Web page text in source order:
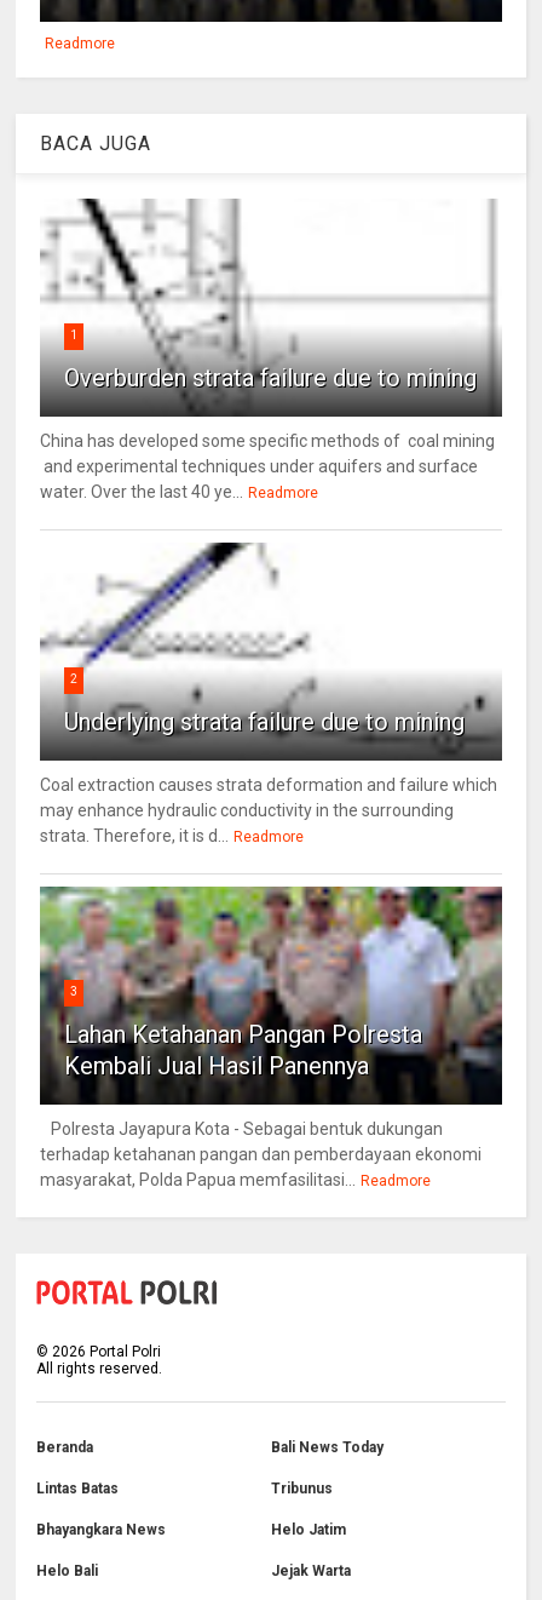
Readmore
BACA JUGA
1
Overburden strata failure due to mining
China has developed some specific methods of coal mining
and experimental techniques under aquifers and surface
water. Over the last 40 ye...
Readmore
2
Underlying strata failure due to mining
Coal extraction causes strata deformation and failure which
may enhance hydraulic conductivity in the surrounding
strata. Therefore, it is d...
Readmore
3
Lahan Ketahanan Pangan Polresta
Kembali Jual Hasil Panennya
Polresta Jayapura Kota - Sebagai bentuk dukungan
terhadap ketahanan pangan dan pemberdayaan ekonomi
masyarakat, Polda Papua memfasilitasi...
Readmore
©2026 Portal Polri
All rights reserved.
Beranda Bali News Today
Lintas Batas Tribunus
Bhayangkara News Helo Jatim
Helo Bali Jejak Warta